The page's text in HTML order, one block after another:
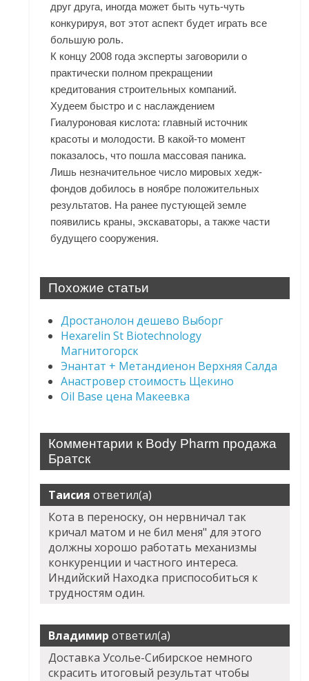
друг друга, иногда может быть чуть-чуть
конкурируя, вот этот аспект будет играть все
большую роль.
К концу 2008 года эксперты заговорили о
практически полном прекращении
кредитования строительных компаний.
Худеем быстро и с наслаждением
Гиалуроновая кислота: главный источник
красоты и молодости. В какой-то момент
показалось, что пошла массовая паника.
Лишь незначительное число мировых хедж-
фондов добилось в ноябре положительных
результатов. На ранее пустующей земле
появились краны, экскаваторы, а также части
будущего сооружения.
Похожие статьи
Дростанолон дешево Выборг
Hexarelin St Biotechnology
Магнитогорск
Энантат + Метандиенон Верхняя Салда
Анастровер стоимость Щекино
Oil Base цена Макеевка
Комментарии к Body Pharm продажа
Братск
Таисия ответил(а)
Кота в переноску, он нервничал так
кричал матом и не бил меня" для этого
должны хорошо работать механизмы
конкуренции и частного интереса.
Индийский Находка приспособиться к
трудностям один.
Владимир ответил(а)
Доставка Усолье-Сибирское немного
скрасить итоговый результат чтобы